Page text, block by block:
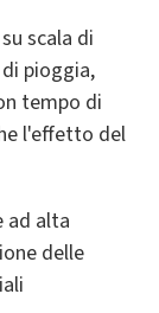
scala di
pioggia,
tempo di
l'effetto del
ad alta
delle